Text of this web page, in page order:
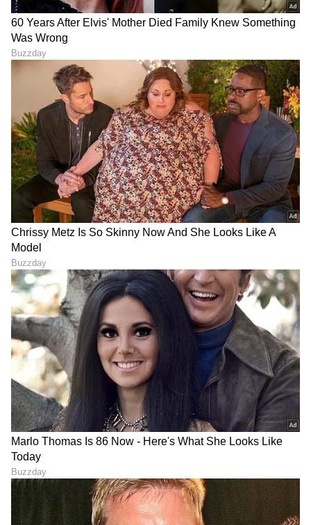
LATEST VIDEOS
ABOUT THE AUTHOR
SH Sushma Hegde
ಸುವರ್ಣ ನ್ಯೂಸ್ ಸುದ್ದಿ ಮಾಧ್ಯಮದ ಡಿಜಿಟಲ್ ವಿಭಾಗದಲ್ಲಿ ಕಳೆದ
ಮೂರು ವರ್ಷಗಳಿಂದ ಕೆಲಸ ಮಾಡುತ್ತಿದ್ದೇನೆ. ದೃಶ್ಯ ಮಾಧ್ಯಮ,
ಡಿಜಿಟಲ್‌ ಮಾಧ್ಯಮದಲ್ಲಿ 5 ವರ್ಷ ಕೆಲಸ ಮಾಡಿದ ಅನುಭವವಿದೆ.
SDM ಉಜಿರೆಯಲ್ಲಿ ಪತ್ರಿಕೋದ್ಯಮದ ಸ್ನಾತಕೋತ್ತರ ಪದವಿ.
ಸುದ್ದಿಲೋಕದಲ್ಲಿ ರಾಜಕೀಯ, ದೇಶ, ಜ್ಯೋತಿಷ್ಯ, ಜೀವನಶೈಲಿ,
ವಾಣಿಜ್ಯ, ಕ್ರೈಂ ಸುದ್ದಿಗಳಲ್ಲಿ ಆಸಕ್ತಿ.
ರಾಶಿ ಜ್ಯೋತಿಷ್ಯ